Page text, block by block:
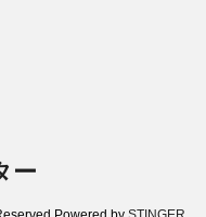
ー